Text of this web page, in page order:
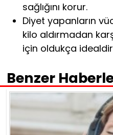
sağlığını korur.
Diyet yapanların
kilo aldırmadan
için oldukça
Benzer